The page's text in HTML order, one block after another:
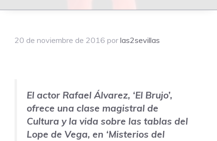
20 de noviembre de 2016 por las2sevillas
El actor Rafael Álvarez, ‘El Brujo’,
ofrece una clase magistral de
Cultura y la vida sobre las tablas del
Lope de Vega, en ‘Misterios del